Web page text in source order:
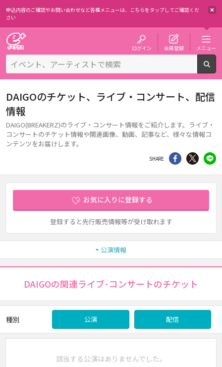
申込内容のご確認やお問い合わせなど各種メニューは、 こちらをタップしてご確認くだ
さい
ログイン 会員登録 メニュー
DAIGOのチケット、ライブ・コンサート、配信
情報
DAIGO(BREAKERZ)のライブ・コンサート情報をご紹介します。ライブ・
コンサートのチケット情報や関連画像、動画、記事など、様々な情報コ
ンテンツをお届けします。
SHARE シェア Twitter
お気に入りに登録する
登録すると先行販売情報等が受け取れます
公演情報
DAIGOの関連ライブ･コンサートのチケット
種別 公演 配信
該当する公演はありませんでした。